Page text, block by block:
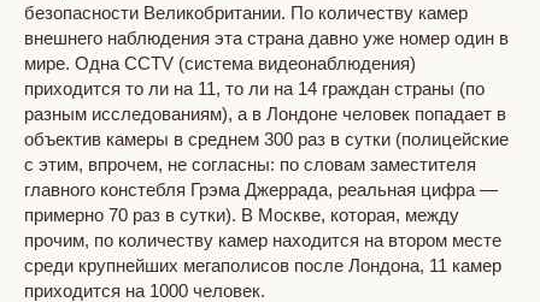
безопасности Великобритании. По количеству камер
внешнего наблюдения эта страна давно уже номер один в
мире. Одна CCTV (система видеонаблюдения)
приходится то ли на 11, то ли на 14 граждан страны (по
разным исследованиям), а в Лондоне человек попадает в
объектив камеры в среднем 300 раз в сутки (полицейские
с этим, впрочем, не согласны: по словам заместителя
главного констебля Грэма Джеррада, реальная цифра —
примерно 70 раз в сутки). В Москве, которая, между
прочим, по количеству камер находится на втором месте
среди крупнейших мегаполисов после Лондона, 11 камер
приходится на 1000 человек.